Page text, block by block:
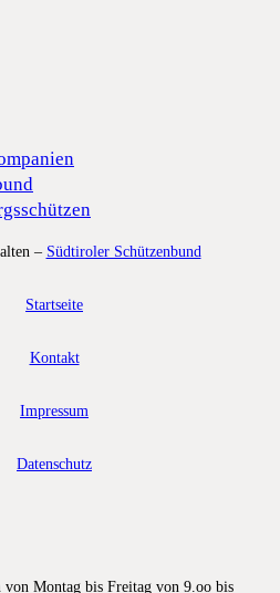
– Südtiroler Schützenbund
Startseite
Kontakt
Impressum
Datenschutz
Montag bis Freitag von 9.oo bis